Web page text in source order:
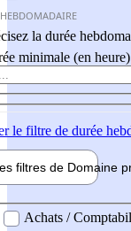
la durée
minimale (en heure)
le filtre de durée
filtres de Domaine
professionel
Achats /